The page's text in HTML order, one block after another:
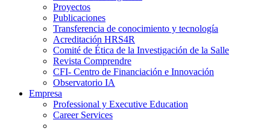
Proyectos
Publicaciones
Transferencia de conocimiento y tecnología
Acreditación HRS4R
Comité de Ética de la Investigación de la Salle
Revista Comprendre
CFI- Centro de Financiación e Innovación
Observatorio IA
Empresa
Professional y Executive Education
Career Services